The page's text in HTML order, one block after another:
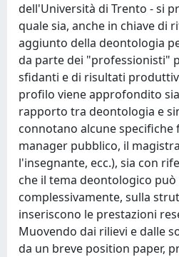
dell'Università di Trento - si
quale sia, anche in chiave di
aggiunto della deontologia
da parte dei "professionisti"
sfidanti e di risultati
profilo viene approfondito
rapporto tra deontologia e
connotano alcune
manager pubblico, il
l'insegnante, ecc.), sia con
che il tema deontologico può
complessivamente, sulla
inseriscono le prestazioni
Muovendo dai rilievi e dalle
da un breve position paper,